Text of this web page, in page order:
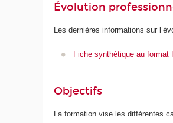
Évolution
Les dernières informations sur
Fiche synthétique au format
Objectifs
La formation vise les différentes